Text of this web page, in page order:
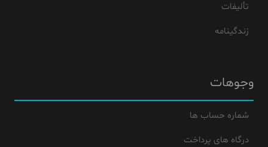
تألیفات
زندگینامه
وجوهات
شماره حساب ها
درگاه های پرداخت